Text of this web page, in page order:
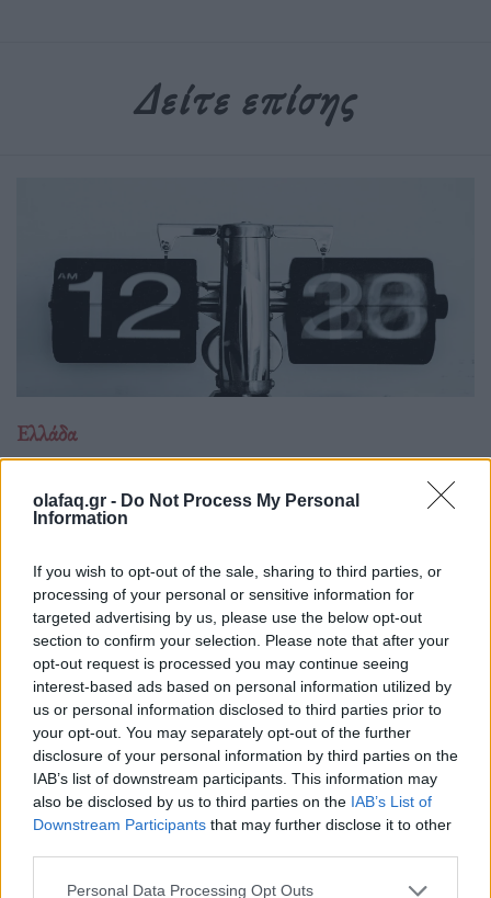
olafaq.gr - Do Not Process My Personal
Information
If you wish to opt-out of the sale, sharing to third parties, or
processing of your personal or sensitive information for
targeted advertising by us, please use the below opt-out
section to confirm your selection. Please note that after your
opt-out request is processed you may continue seeing
interest-based ads based on personal information utilized by
us or personal information disclosed to third parties prior to
your opt-out. You may separately opt-out of the further
disclosure of your personal information by third parties on the
IAB’s list of downstream participants. This information may
also be disclosed by us to third parties on the IAB’s List of
Downstream Participants that may further disclose it to other
Personal Data Processing Opt Outs
Δείτε επίσης
Ελλάδα
Ώρα να μπερδευτούμε ξανά: Γυρίζουμε τα
ρολόγια μία ώρα πίσω γιατί… έτσι συνηθίσαμε
Την Κυριακή 26 Οκτωβρίου, στις 04:00 τα ξημερώματα, θα
ξαναζήσουμε το πιο παράλογο ευρωπαϊκό ραντεβού με τον
χρόνο: θα γυρίσουμε τα ρολόγια μας πίσω μία ώρα, για να
"εξοικονομήσουμε ενέργεια".